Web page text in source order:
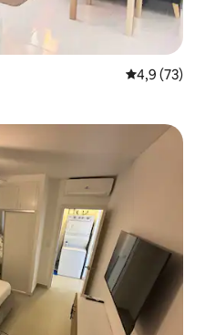
Priemerné
4,9 (73)